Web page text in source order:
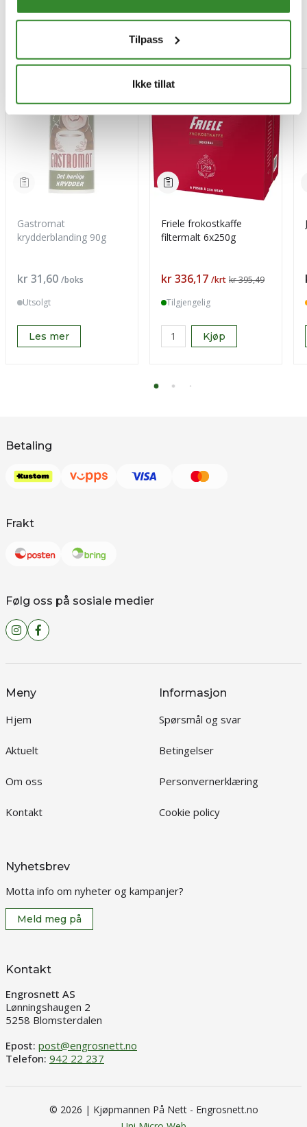
Tilpass
Ikke tillat
Gastromat
krydderblanding 90g
Pris
kr 31,60 /boks
Utsolgt
Les mer
Friele frokostkaffe
filtermalt 6x250g
Pris
kr 336,17 /krt kr 395,49
Tilgjengelig
Kjøp
Betaling
Frakt
Følg oss på sosiale medier
Meny
Hjem
Aktuelt
Om oss
Kontakt
Informasjon
Spørsmål og svar
Betingelser
Personvernerklæring
Cookie policy
Nyhetsbrev
Motta info om nyheter og kampanjer?
Meld meg på
Kontakt
Engrosnett AS
Lønningshaugen 2
5258 Blomsterdalen
Epost: post@engrosnett.no
Telefon: 942 22 237
© 2026 | Kjøpmannen På Nett - Engrosnett.no